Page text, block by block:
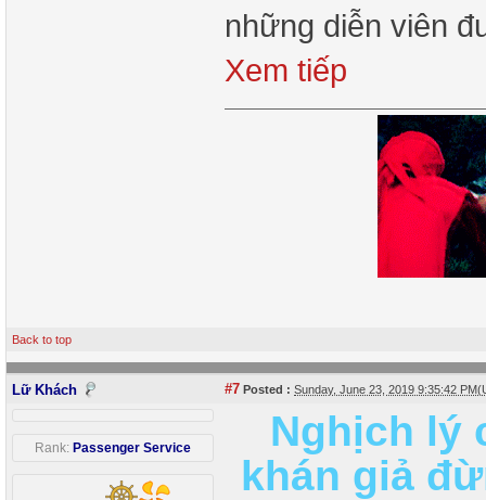
những diễn viên
Xem tiếp
Back to top
Lữ Khách #7 Posted : Sunday, June 23, 2019 9:35:42
Rank: Passenger Service
Nghịch lý
khán giả